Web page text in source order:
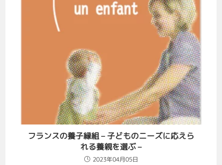
フランスの養子縁組 – 子どものニーズに応えら
れる養親を選ぶ –
2023年04月05日